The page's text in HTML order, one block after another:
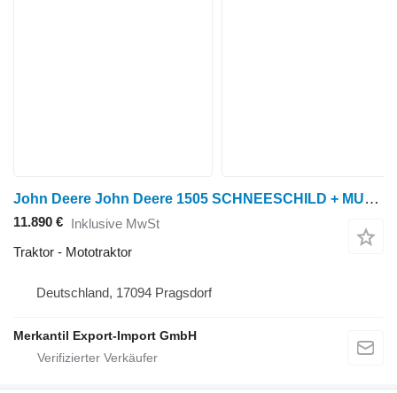
John Deere John Deere 1505 SCHNEESCHILD + MULCHER
11.890 € Inklusive MwSt
Traktor - Mototraktor
Deutschland, 17094 Pragsdorf
Merkantil Export-Import GmbH